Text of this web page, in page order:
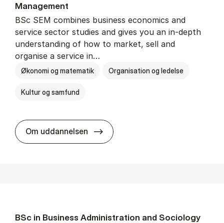
Man­age­ment
BSc SEM combines business economics and
service sector studies and gives you an in-depth
understanding of how to market, sell and
organise a service in…
Økonomi og matematik Organisation og ledelse
Kultur og samfund
Om uddannelsen BSc in Busi­ness Ad­min­is­tra­tion
BSc in Busi­ness Ad­min­is­tra­tion and So­ci­ology